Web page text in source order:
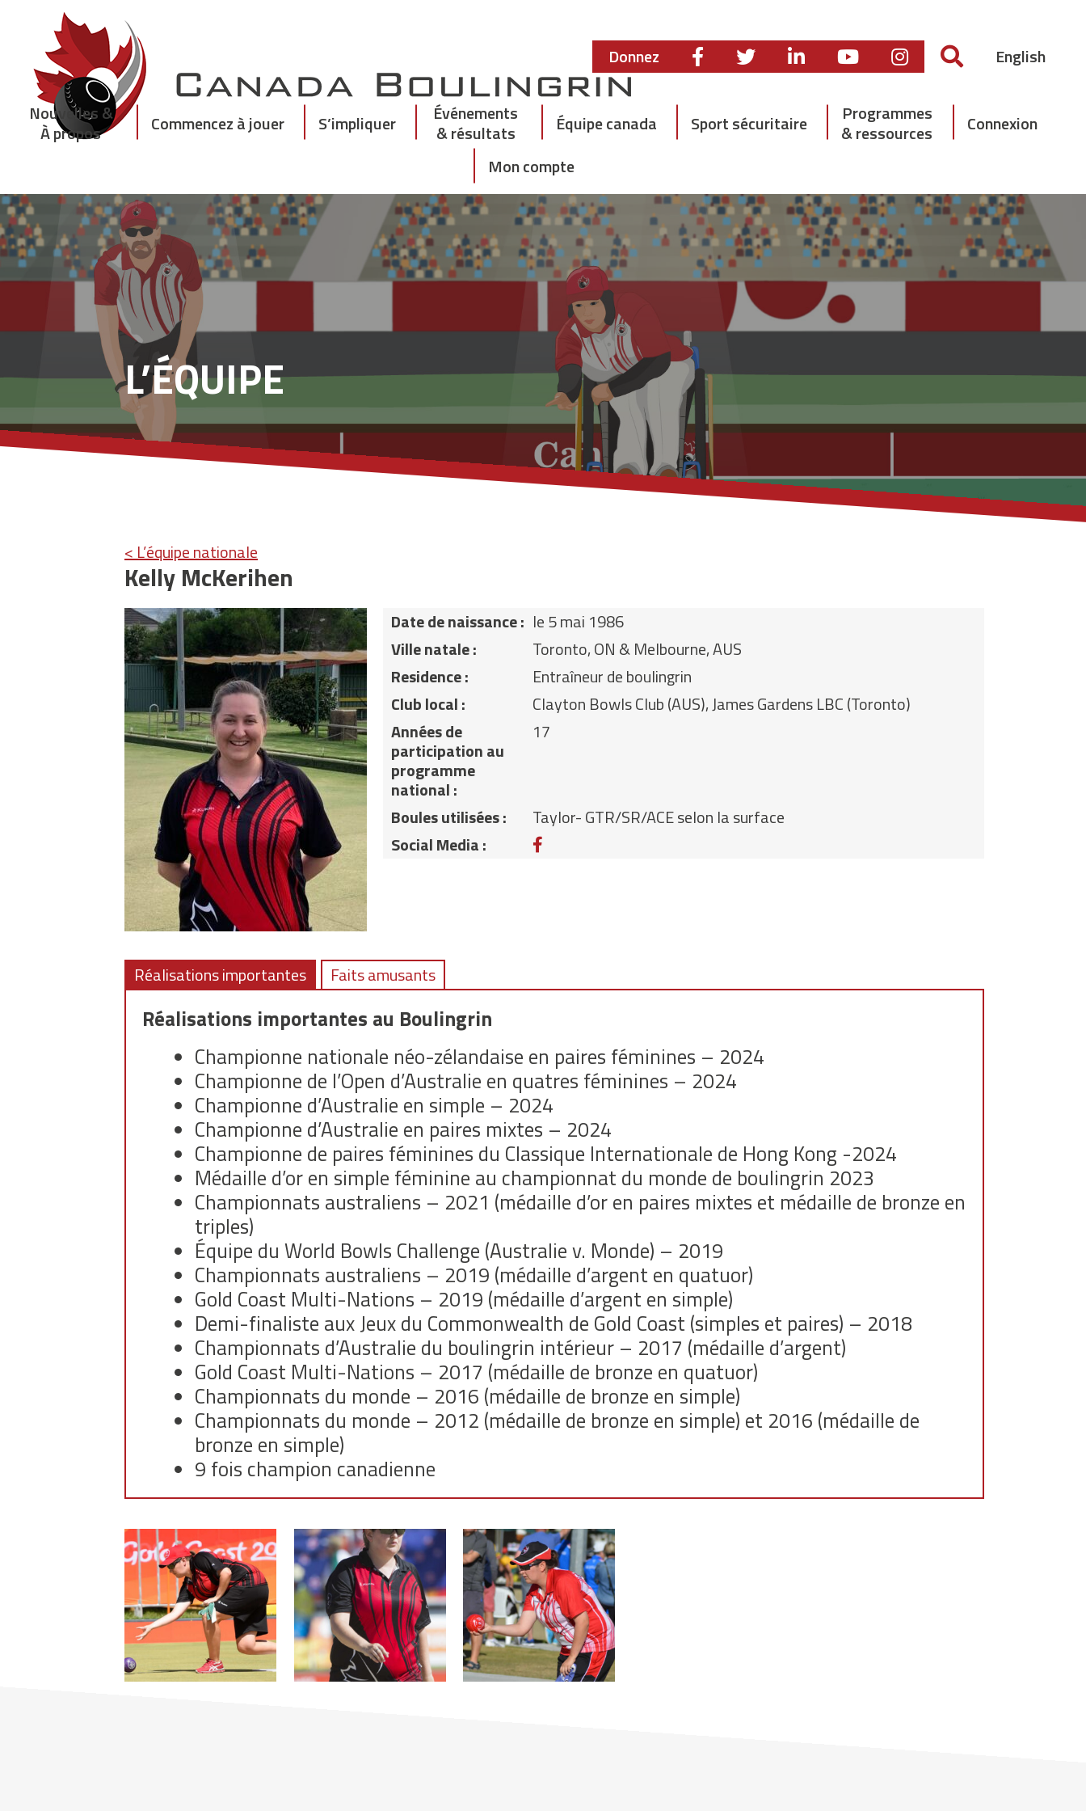
content Donnez English
Nouvelles &
À propos
Commencez à jouer S’impliquer
Événements
& résultats
Équipe canada Sport sécuritaire
Programmes
& ressources
Connexion
Mon compte
L’ÉQUIPE
< L’équipe nationale
Kelly McKerihen
Date de naissance : le 5 mai 1986
Ville natale :
Toronto, ON & Melbourne, AUS
Residence :
Entraîneur de boulingrin
Club local :
Clayton Bowls Club (AUS), James Gardens LBC (Toronto)
Années de
participation au
programme
national :
17
Boules utilisées :
Taylor- GTR/SR/ACE selon la surface
Social Media :
Facebook
Réalisations importantes Faits amusants
Réalisations importantes au Boulingrin
Championne nationale néo-zélandaise en paires féminines – 2024
Championne de l’Open d’Australie en quatres féminines – 2024
Championne d’Australie en simple – 2024
Championne d’Australie en paires mixtes – 2024
Championne de paires féminines du Classique Internationale de Hong Kong -2024
Médaille d’or en simple féminine au championnat du monde de boulingrin 2023
Championnats australiens – 2021 (médaille d’or en paires mixtes et médaille de bronze en
triples)
Équipe du World Bowls Challenge (Australie v. Monde) – 2019
Championnats australiens – 2019 (médaille d’argent en quatuor)
Gold Coast Multi-Nations – 2019 (médaille d’argent en simple)
Demi-finaliste aux Jeux du Commonwealth de Gold Coast (simples et paires) – 2018
Championnats d’Australie du boulingrin intérieur – 2017 (médaille d’argent)
Gold Coast Multi-Nations – 2017 (médaille de bronze en quatuor)
Championnats du monde – 2016 (médaille de bronze en simple)
Championnats du monde – 2012 (médaille de bronze en simple) et 2016 (médaille de
bronze en simple)
9 fois champion canadienne